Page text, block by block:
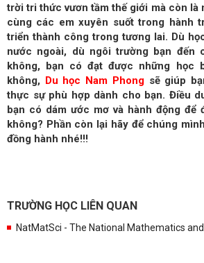
trời tri thức vươn tầm thế giới mà còn là
cùng các em xuyên suốt trong hành
triển thành công trong tương lai. Dù
nước ngoài, dù ngôi trường bạn đến
không, bạn có đạt được những học
không, Du học Nam Phongsẽ giúp
thực sự phù hợp dành cho bạn. Điều
bạn có dám ước mơ và hành động để
không? Phần còn lại hãy để chúng
đồng hành nhé!!!
TRƯỜNG HỌC LIÊN QUAN
NatMatSci - The National Mathematics